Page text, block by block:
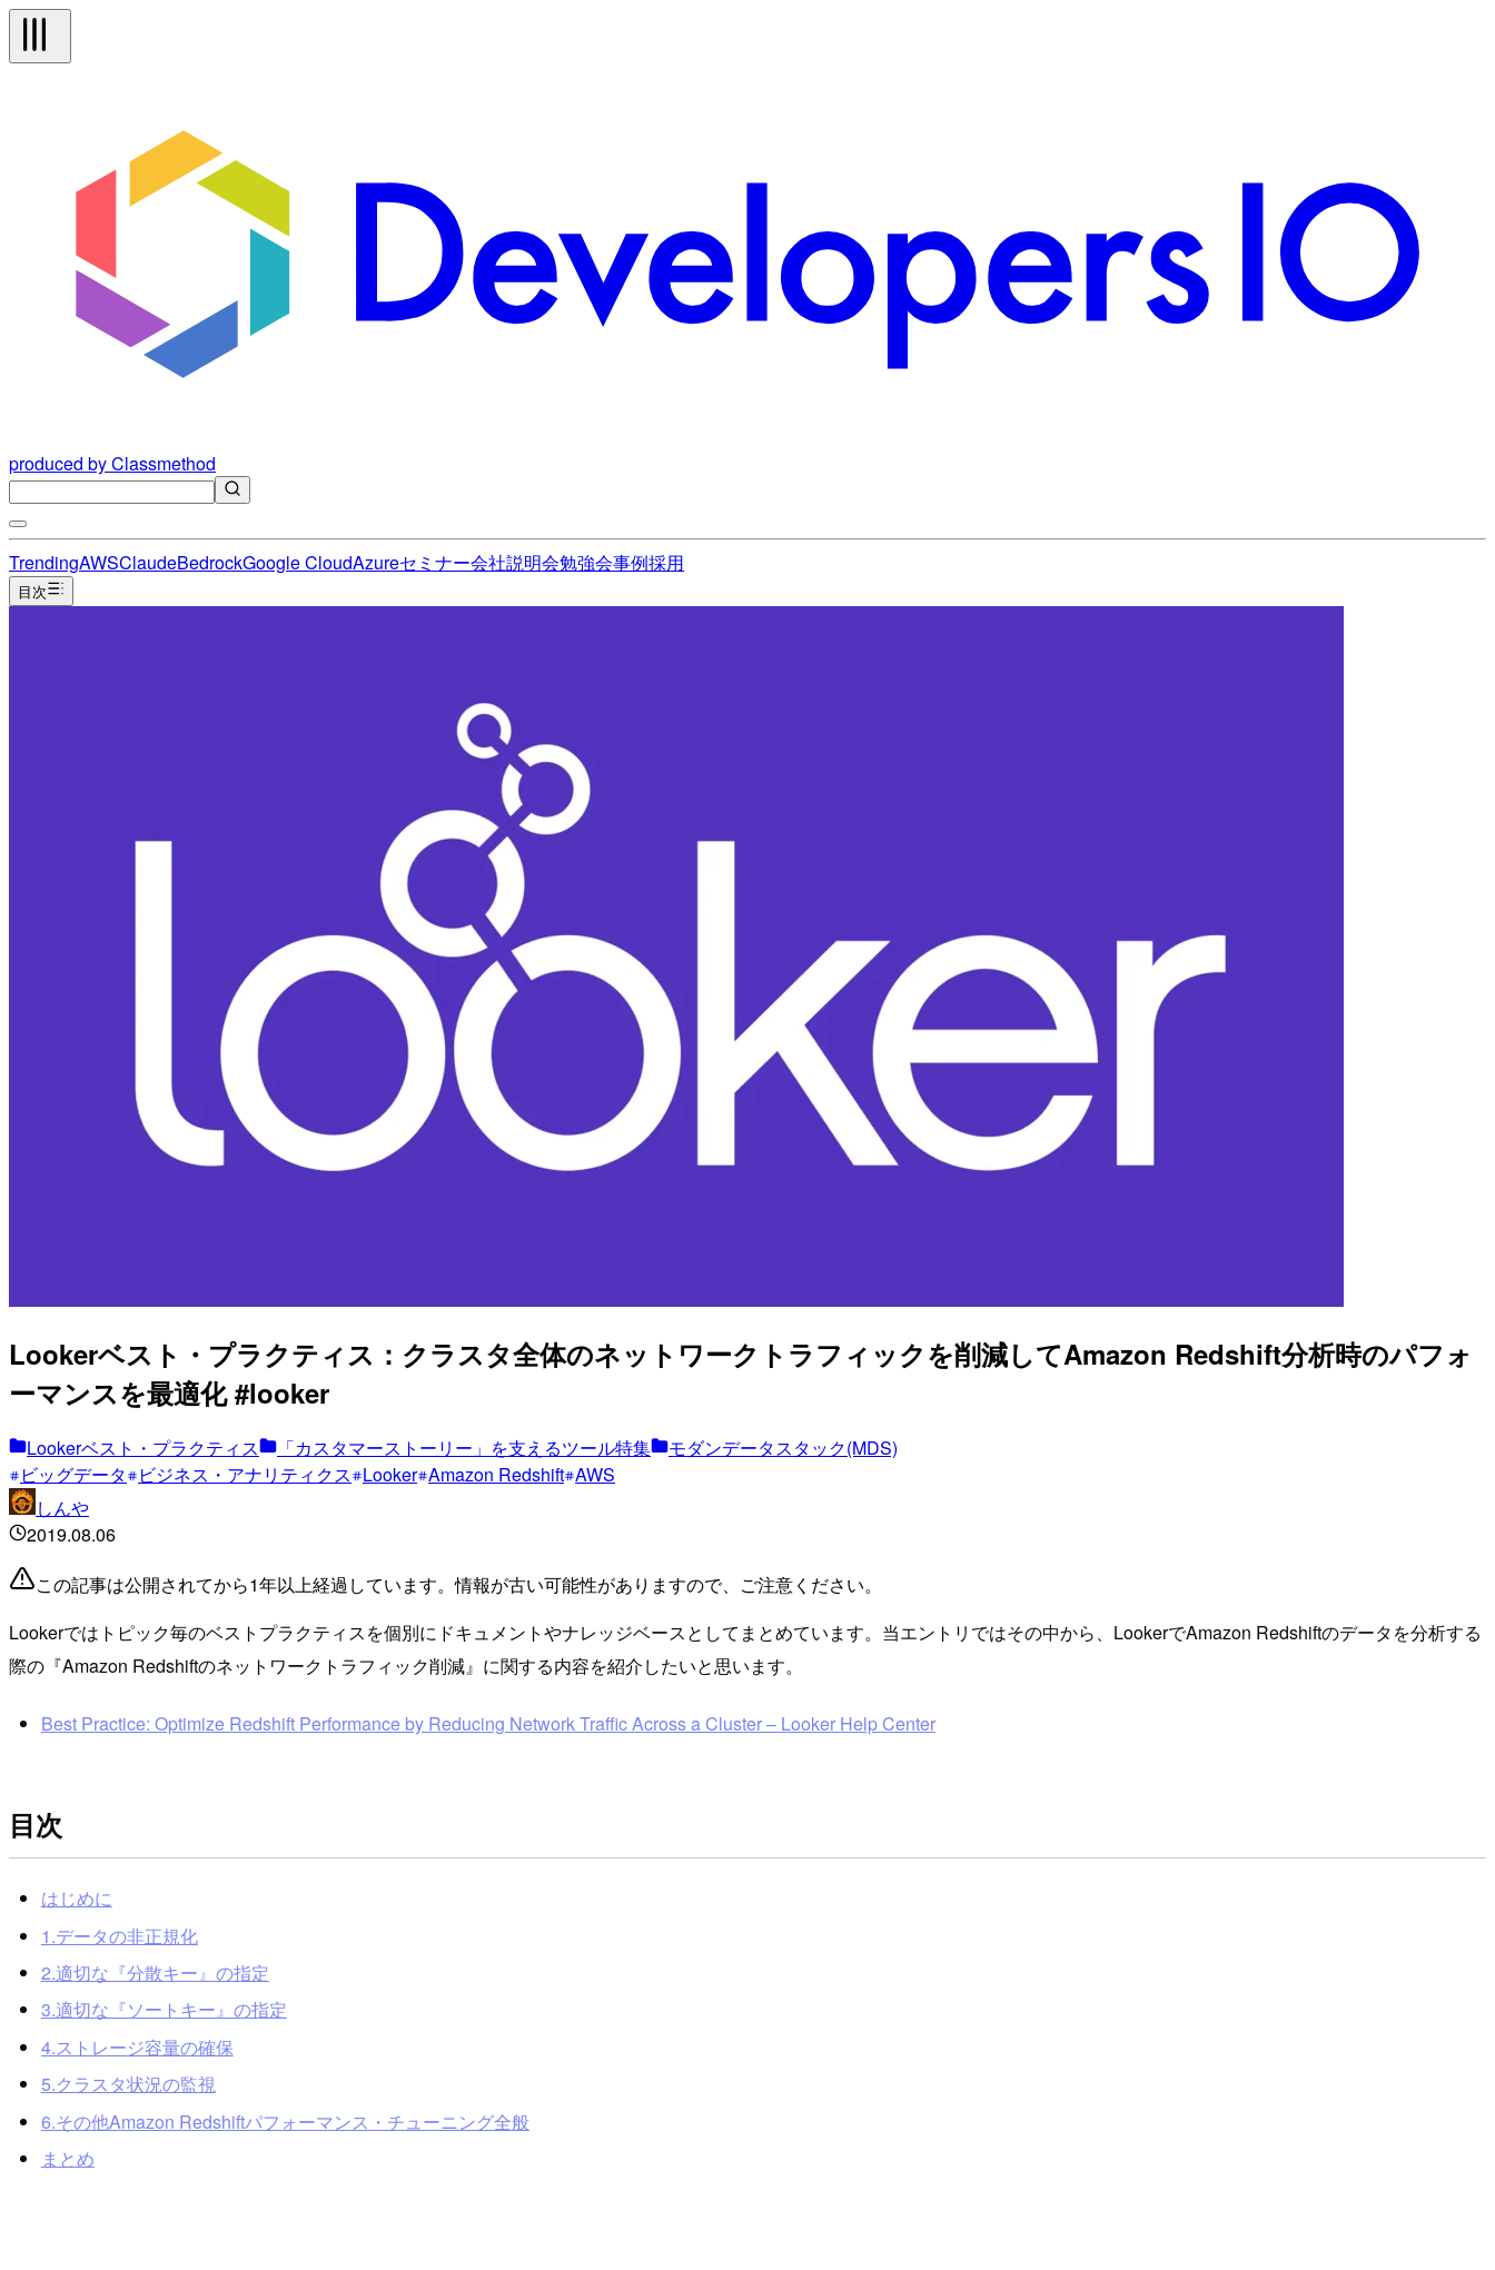
produced by Classmethod
TrendingAWSClaudeBedrockGoogle CloudAzureセミナー会社説明会勉強会事例採用
目次
Lookerベスト・プラクティス：クラスタ全体のネットワークトラフィックを削減してAmazon Redshift分析時のパフォ
ーマンスを最適化 #looker
Lookerベスト・プラクティス 「カスタマーストーリー」を支えるツール特集
モダンデータスタック(MDS)
ビッグデータ
ビジネス・アナリティクス Looker Amazon Redshift AWS
しんや
2019.08.06
この記事は公開されてから1年以上経過しています。情報が古い可能性がありますので、ご注意ください。
Lookerではトピック毎のベストプラクティスを個別にドキュメントやナレッジベースとしてまとめています。当エントリではその中から、LookerでAmazon Redshiftのデータを分析する
際の『Amazon Redshiftのネットワークトラフィック削減』に関する内容を紹介したいと思います。
Best Practice: Optimize Redshift Performance by Reducing Network Traffic Across a Cluster – Looker Help Center
目次
はじめに
1.データの非正規化
2.適切な『分散キー』の指定
3.適切な『ソートキー』の指定
4.ストレージ容量の確保
5.クラスタ状況の監視
6.その他Amazon Redshiftパフォーマンス・チューニング全般
まとめ